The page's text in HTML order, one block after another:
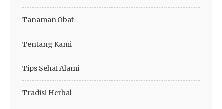
Tanaman Obat
Tentang Kami
Tips Sehat Alami
Tradisi Herbal